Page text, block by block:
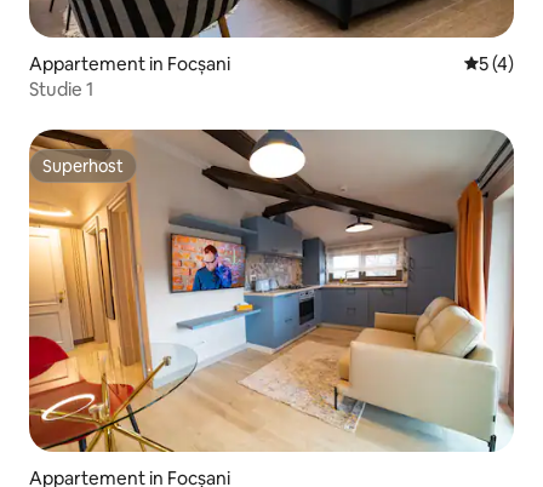
Appartement in Focșani
5 (4)
Studie 1
Superhost
Superhost
Appartement in Focșani